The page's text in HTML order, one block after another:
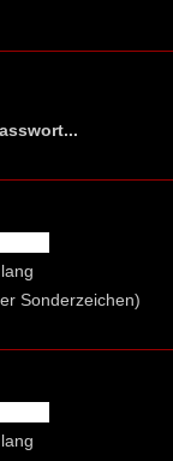
Sonderzeichen)